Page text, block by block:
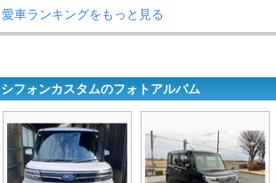
愛車ランキングをもっと見る
シフォンカスタムのフォトアルバム